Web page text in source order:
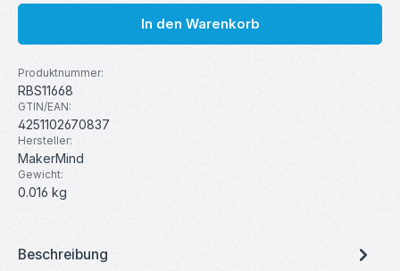
In den Warenkorb
Produktnummer:
RBS11668
GTIN/EAN:
4251102670837
Hersteller:
MakerMind
Gewicht:
0.016 kg
Beschreibung